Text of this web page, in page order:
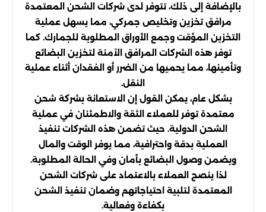
بالإضافة إلى ذلك، تتوفر لدى شركات الشحن المعتمدة
مرافق تخزين وتخليص جمركي، مما يسهل عملية
التخزين المؤقت وجمع الأوراق المطلوبة للجمارك. كما
توفر هذه الشركات المرافق الآمنة لتخزين البضائع
وتأمينها، مما يحميها من الضرر أو الفقدان أثناء عملية
النقل.
بشكل عام، يمكن القول إن الاستعانة بشركة شحن
معتمدة توفر للعملاء الثقة والاطمئنان في عملية
الشحن الدولية. حيث تضمن هذه الشركات تنفيذ
العملية بدقة واحترافية، مما يوفر الوقت والمال
ويضمن وصول البضائع بأمان وفي الحالة المطلوبة.
لذا ينصح العملاء بالاعتماد على شركات الشحن
المعتمدة لتلبية احتياجاتهم وضمان تنفيذ الشحن
بكفاءة وفعالية.